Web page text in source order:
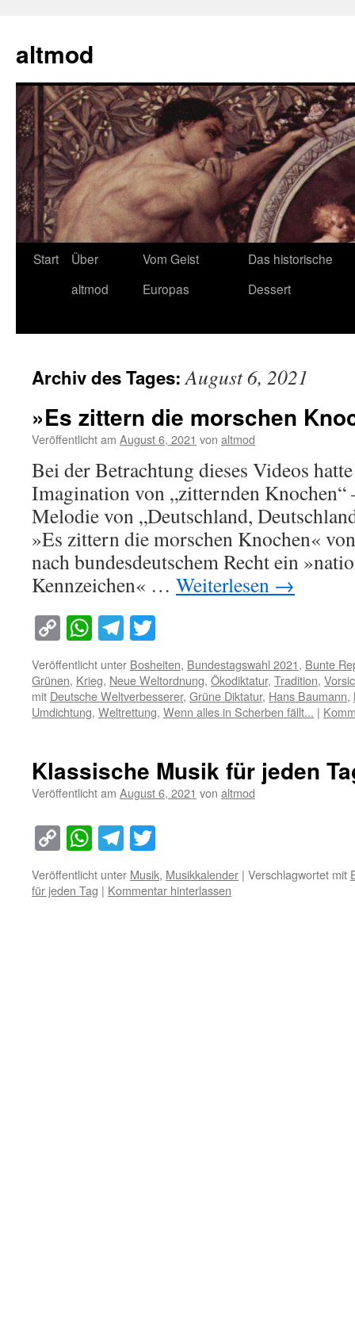
springen
altmod
Start
Über
altmod
Vom Geist
Europas
Das historische
Dessert
Archiv des Tages:August 6, 2021
»Es zittern die morschen
Veröffentlicht am August 6, 2021 von altmod
Bei der Betrachtung dieses Videos
Imagination von „zitternden Knochen“
Melodie von „Deutschland,
»Es zittern die morschen Knochen«
nach bundesdeutschem Recht ein
Kennzeichen« … Weiterlesen →
Copy
Link
WhatsApp
Telegram
Veröffentlicht unter Bosheiten, Bundestagswahl 2021, Bunte
Grünen, Krieg, Neue Weltordnung, Ökodiktatur, Tradition,
mit Deutsche Weltverbesserer, Grüne Diktatur, Hans Baumann,
Umdichtung, Weltrettung, Wenn alles in Scherben fällt... |
Klassische Musik für jeden
Veröffentlicht am August 6, 2021 von altmod
Copy
Link
WhatsApp
Telegram
Veröffentlicht unter Musik, Musikkalender | Verschlagwortet mit
für jeden Tag | Kommentar hinterlassen